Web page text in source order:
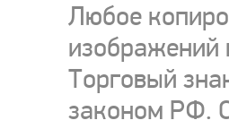
Любое
изображений
Торговый
законом РФ.